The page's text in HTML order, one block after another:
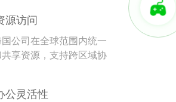
源访问
公司在全球范围内统一
享资源，支持跨区域协
公灵活性